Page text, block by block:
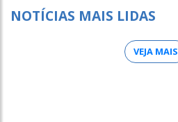
NOTÍCIAS MAIS LIDAS
VEJA MAIS